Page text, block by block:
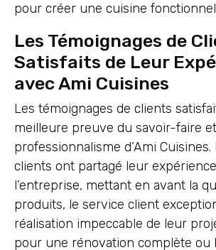
pour créer une cuisine
Les Témoignages de
Satisfaits de Leur
avec Ami Cuisines
Les témoignages de clients
meilleure preuve du savoir-faire
professionnalisme d’Ami
clients ont partagé leur
l’entreprise, mettant en avant la
produits, le service client
réalisation impeccable de leur
pour une rénovation complète ou